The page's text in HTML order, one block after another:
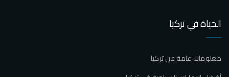
الحياة في تركيا
معلومات عامة عن تركيا